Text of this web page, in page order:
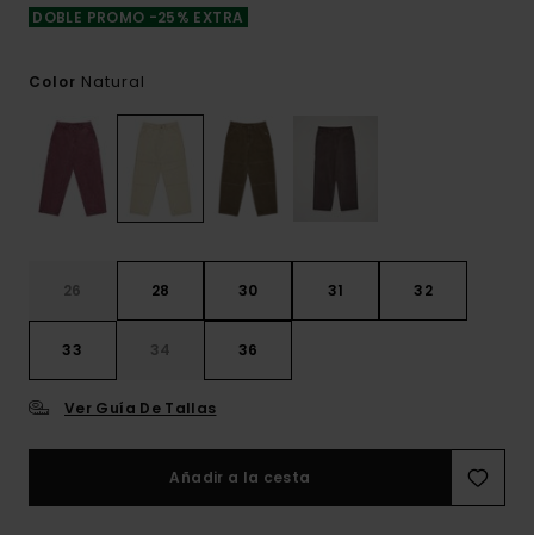
DOBLE PROMO -25% EXTRA
Color Natural
26 28 30 31 32
33 34 36
Ver Guía De Tallas
Añadir a la cesta